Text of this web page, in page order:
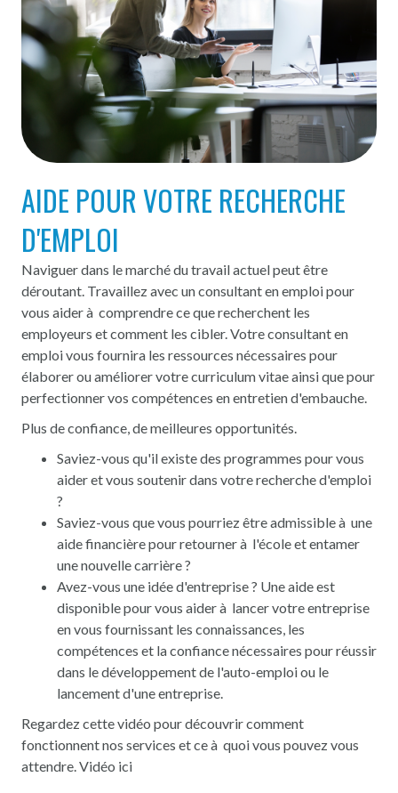
AIDE POUR VOTRE RECHERCHE
D'EMPLOI
Naviguer dans le marché du travail actuel peut être
déroutant. Travaillez avec un consultant en emploi pour
vous aider à comprendre ce que recherchent les
employeurs et comment les cibler. Votre consultant en
emploi vous fournira les ressources nécessaires pour
élaborer ou améliorer votre curriculum vitae ainsi que pour
perfectionner vos compétences en entretien d'embauche.
Plus de confiance, de meilleures opportunités.
Saviez-vous qu'il existe des programmes pour vous
aider et vous soutenir dans votre recherche d'emploi
?
Saviez-vous que vous pourriez être admissible à une
aide financière pour retourner à l'école et entamer
une nouvelle carrière ?
Avez-vous une idée d'entreprise ? Une aide est
disponible pour vous aider à lancer votre entreprise
en vous fournissant les connaissances, les
compétences et la confiance nécessaires pour réussir
dans le développement de l'auto-emploi ou le
lancement d'une entreprise.
Regardez cette vidéo pour découvrir comment
fonctionnent nos services et ce à quoi vous pouvez vous
attendre.Vidéo ici